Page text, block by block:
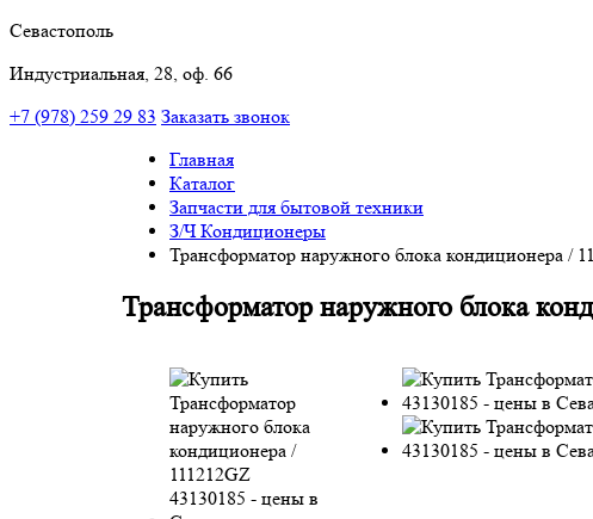
Севастополь
Индустриальная, 28, оф. 66
+7 (978) 259 29 83 Заказать звонок
Главная
Каталог
Запчасти для бытовой техники
З/Ч Кондиционеры
Трансформатор наружного блока кондиционера /
Трансформатор наружного блока